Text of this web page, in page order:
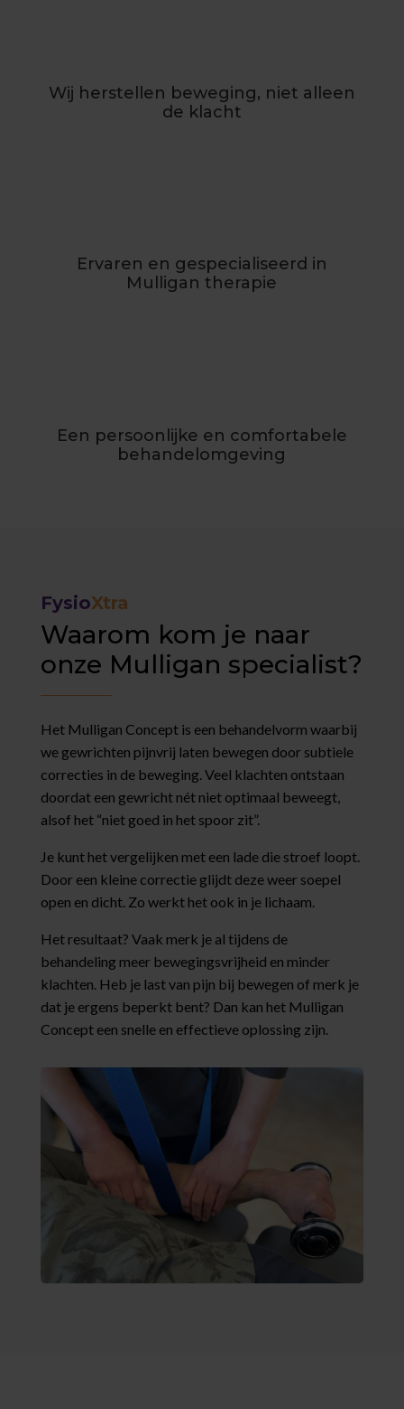
Wij herstellen beweging, niet alleen
de klacht
Ervaren en gespecialiseerd in
Mulligan therapie
Een persoonlijke en comfortabele
behandelomgeving
FysioXtra
Waarom kom je naar
onze Mulligan specialist?
Het Mulligan Concept is een behandelvorm waarbij
we gewrichten pijnvrij laten bewegen door subtiele
correcties in de beweging. Veel klachten ontstaan
doordat een gewricht nét niet optimaal beweegt,
alsof het “niet goed in het spoor zit”.
Je kunt het vergelijken met een lade die stroef loopt.
Door een kleine correctie glijdt deze weer soepel
open en dicht. Zo werkt het ook in je lichaam.
Het resultaat? Vaak merk je al tijdens de
behandeling meer bewegingsvrijheid en minder
klachten. Heb je last van pijn bij bewegen of merk je
dat je ergens beperkt bent? Dan kan het Mulligan
Concept een snelle en effectieve oplossing zijn.